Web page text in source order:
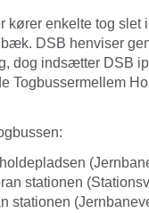
kører enkelte tog slet
DSB henviser
dog indsætter DSB
Togbussermellem
stationen
stationen